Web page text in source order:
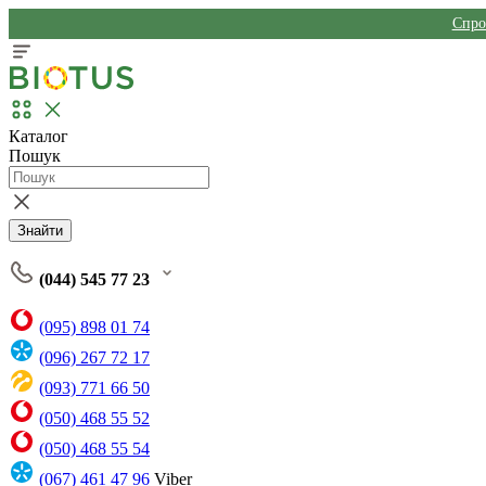
Каталог
Пошук
Знайти
(044) 545 77 23
(095) 898 01 74
(096) 267 72 17
(093) 771 66 50
(050) 468 55 52
(050) 468 55 54
(067) 461 47 96 Viber